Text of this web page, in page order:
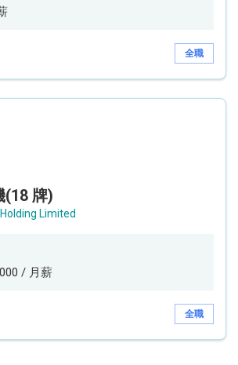
全職
(18 牌)
Limited
/ 月薪
全職